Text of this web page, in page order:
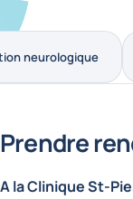
neurologique
Prendre
A la Clinique St-